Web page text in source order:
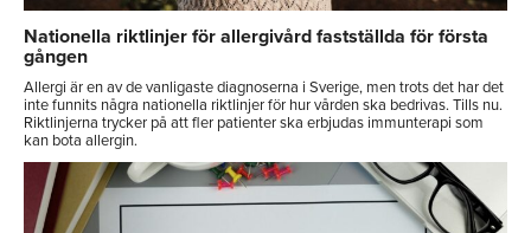
Nationella riktlinjer för allergivård fastställda för första
gången
Allergi är en av de vanligaste diagnoserna i Sverige, men trots det har det
inte funnits några nationella riktlinjer för hur vården ska bedrivas. Tills nu.
Riktlinjerna trycker på att fler patienter ska erbjudas immunterapi som
kan bota allergin.